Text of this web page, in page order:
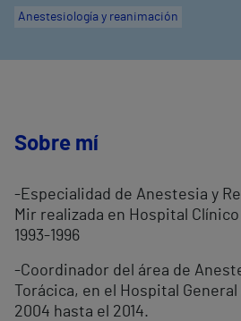
Anestesiología y reanimación
Sobre mí
-Especialidad de Anestesia y
Mir realizada en Hospital
1993-1996
-Coordinador del área de
Torácica, en el Hospital
2004 hasta el 2014.